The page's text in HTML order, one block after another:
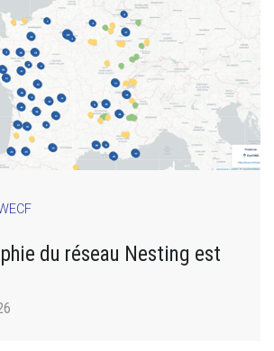
du réseau Nesting est